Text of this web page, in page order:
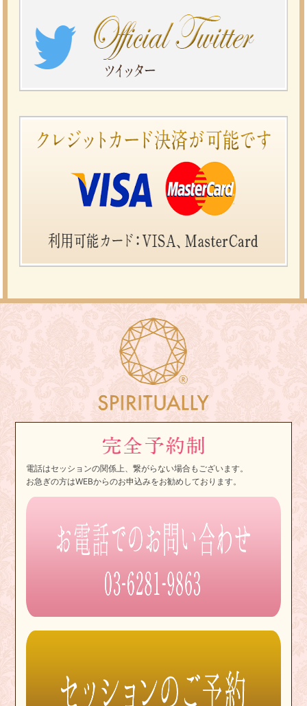
電話はセッションの関係上、繋がらない場合もございます。
お急ぎの方はWEBからのお申込みをお勧めしております。